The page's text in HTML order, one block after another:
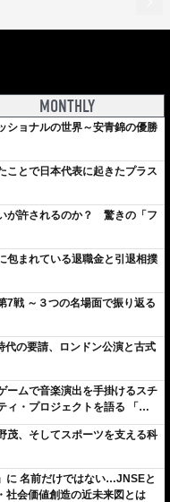
MONTHLY
ショナルの世界～安青錦の優勝
ことで日本代表に起きたプラス
が許されるのか？ 驚きの「フ
包まれている退職金と引退相撲
7戦 ～３つの名場面で振り返る
代の要請、ロンドン公演と古式
ームで音楽演出を手掛けるスチ
ィ・プロジェクトを語る 「楽
っと成長曲線だから」
茂、そしてスポーツを支える科
に 名前だけではない…JNSEと
社会価値創造の近未来図とは